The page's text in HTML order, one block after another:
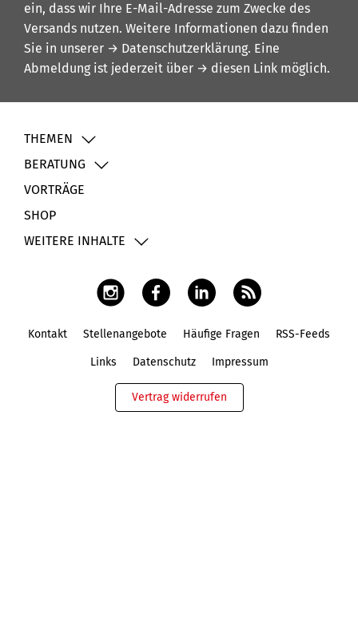
ein, dass wir Ihre E-Mail-Adresse zum Zwecke des
Versands nutzen. Weitere Informationen dazu finden
Sie in unserer → Datenschutzerklärung. Eine
Abmeldung ist jederzeit über → diesen Link möglich.
THEMEN
BERATUNG
VORTRÄGE
SHOP
WEITERE INHALTE
Kontakt Stellenangebote Häufige Fragen RSS-Feeds
Links Datenschutz Impressum
Vertrag widerrufen